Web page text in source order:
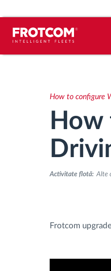
Workforce
How to configure
Activitate flotă: Alte
Frotcom